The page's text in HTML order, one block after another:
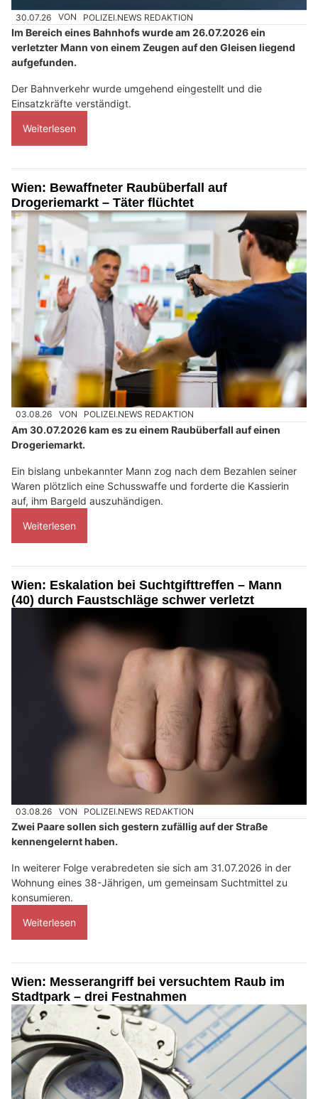
30.07.26 VON POLIZEI.NEWS REDAKTION
Im Bereich eines Bahnhofs wurde am 26.07.2026 ein
verletzter Mann von einem Zeugen auf den Gleisen liegend
aufgefunden.
Der Bahnverkehr wurde umgehend eingestellt und die
Einsatzkräfte verständigt.
Weiterlesen
Wien: Bewaffneter Raubüberfall auf
Drogeriemarkt – Täter flüchtet
03.08.26 VON POLIZEI.NEWS REDAKTION
Am 30.07.2026 kam es zu einem Raubüberfall auf einen
Drogeriemarkt.
Ein bislang unbekannter Mann zog nach dem Bezahlen seiner
Waren plötzlich eine Schusswaffe und forderte die Kassierin
auf, ihm Bargeld auszuhändigen.
Weiterlesen
Wien: Eskalation bei Suchtgifttreffen – Mann
(40) durch Faustschläge schwer verletzt
03.08.26 VON POLIZEI.NEWS REDAKTION
Zwei Paare sollen sich gestern zufällig auf der Straße
kennengelernt haben.
In weiterer Folge verabredeten sie sich am 31.07.2026 in der
Wohnung eines 38-Jährigen, um gemeinsam Suchtmittel zu
konsumieren.
Weiterlesen
Wien: Messerangriff bei versuchtem Raub im
Stadtpark – drei Festnahmen